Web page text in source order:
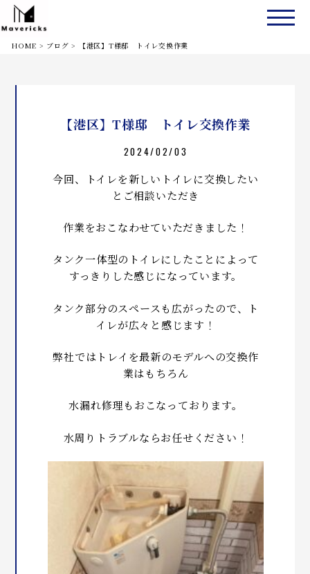
HOME > ブログ > 【港区】T様邸 トイレ交換作業
【港区】T様邸 トイレ交換作業
2024/02/03
今回、トイレを新しいトイレに交換したい
とご相談いただき
作業をおこなわせていただきました！
タンク一体型のトイレにしたことによって
すっきりした感じになっています。
タンク部分のスペースも広がったので、ト
イレが広々と感じます！
弊社ではトレイを最新のモデルへの交換作
業はもちろん
水漏れ修理もおこなっております。
水周りトラブルならお任せください！